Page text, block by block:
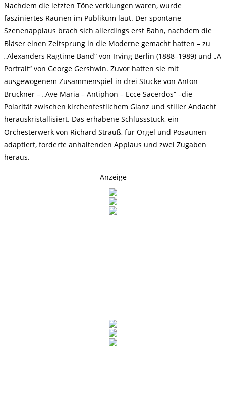
Nachdem die letzten Töne verklungen waren, wurde
fasziniertes Raunen im Publikum laut. Der spontane
Szenenapplaus brach sich allerdings erst Bahn, nachdem die
Bläser einen Zeitsprung in die Moderne gemacht hatten – zu
„Alexanders Ragtime Band“ von Irving Berlin (1888–1989) und „A
Portrait“ von George Gershwin. Zuvor hatten sie mit
ausgewogenem Zusammenspiel in drei Stücke von Anton
Bruckner – „Ave Maria – Antiphon – Ecce Sacerdos“ –die
Polarität zwischen kirchenfestlichem Glanz und stiller Andacht
herauskristallisiert. Das erhabene Schlussstück, ein
Orchesterwerk von Richard Strauß, für Orgel und Posaunen
adaptiert, forderte anhaltenden Applaus und zwei Zugaben
heraus.
Anzeige